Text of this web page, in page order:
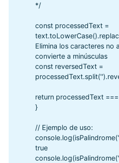
*/
const processedText =
Elimina los caracteres no
convierte a minúsculas
const reversedText =
return processedText
}
// Ejemplo de uso:
true